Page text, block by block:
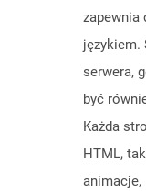
zapewnia
językiem.
serwera,
być
Każda
HTML,